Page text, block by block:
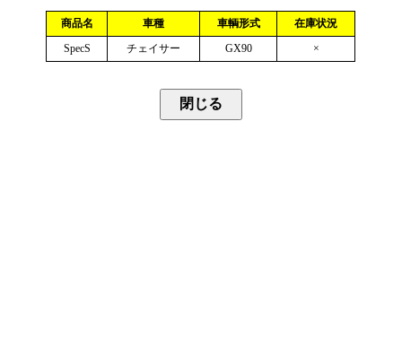
商品名 車種 車輌形式
在庫状況
SpecS
チェイサー GX90 ×